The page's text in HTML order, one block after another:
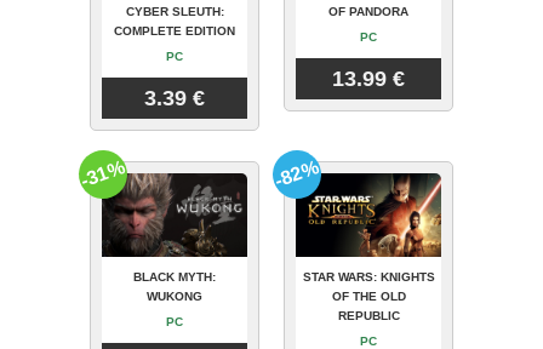
CYBER SLEUTH:
COMPLETE EDITION
PC
3.39 €
OF PANDORA
PC
13.99 €
BLACK MYTH:
WUKONG
PC
-31%
STAR WARS: KNIGHTS
OF THE OLD
REPUBLIC
PC
-82%